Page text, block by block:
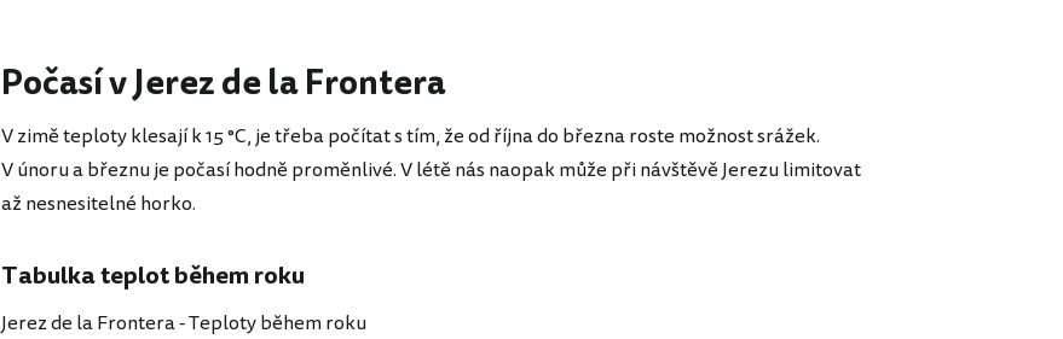
Počasí v Jerez de la Frontera
V zimě teploty klesají k 15 °C, je třeba počítat s tím, že od října do března roste možnost srážek.
V únoru a březnu je počasí hodně proměnlivé. V létě nás naopak může při návštěvě Jerezu limitovat
až nesnesitelné horko.
Tabulka teplot během roku
Jerez de la Frontera - Teploty během roku